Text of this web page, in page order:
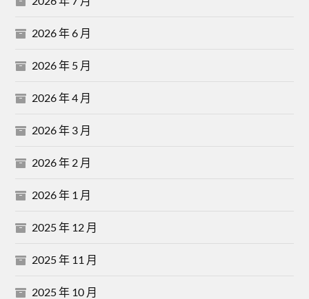
2026 年 6 月
2026 年 5 月
2026 年 4 月
2026 年 3 月
2026 年 2 月
2026 年 1 月
2025 年 12 月
2025 年 11 月
2025 年 10 月